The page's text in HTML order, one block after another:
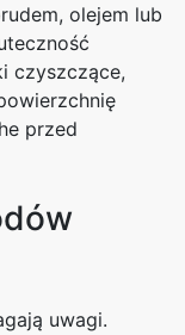
olejem lub
czyszczące,
przed
uwagi.